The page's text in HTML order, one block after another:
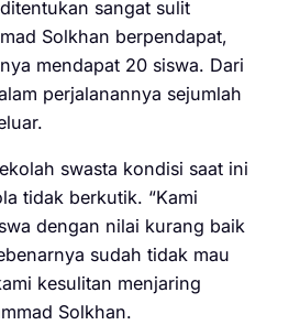
sangat sulit
Solkhan berpendapat,
mendapat 20 siswa. Dari
perjalanannya sejumlah
swasta kondisi saat ini
tidak berkutik. “Kami
dengan nilai kurang baik
sudah tidak mau
kesulitan menjaring
Solkhan.